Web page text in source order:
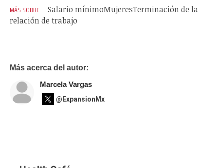
Salario mínimoMujeresTerminación de la
relación de trabajo
Más acerca del autor:
Marcela Vargas
@ExpansionMx